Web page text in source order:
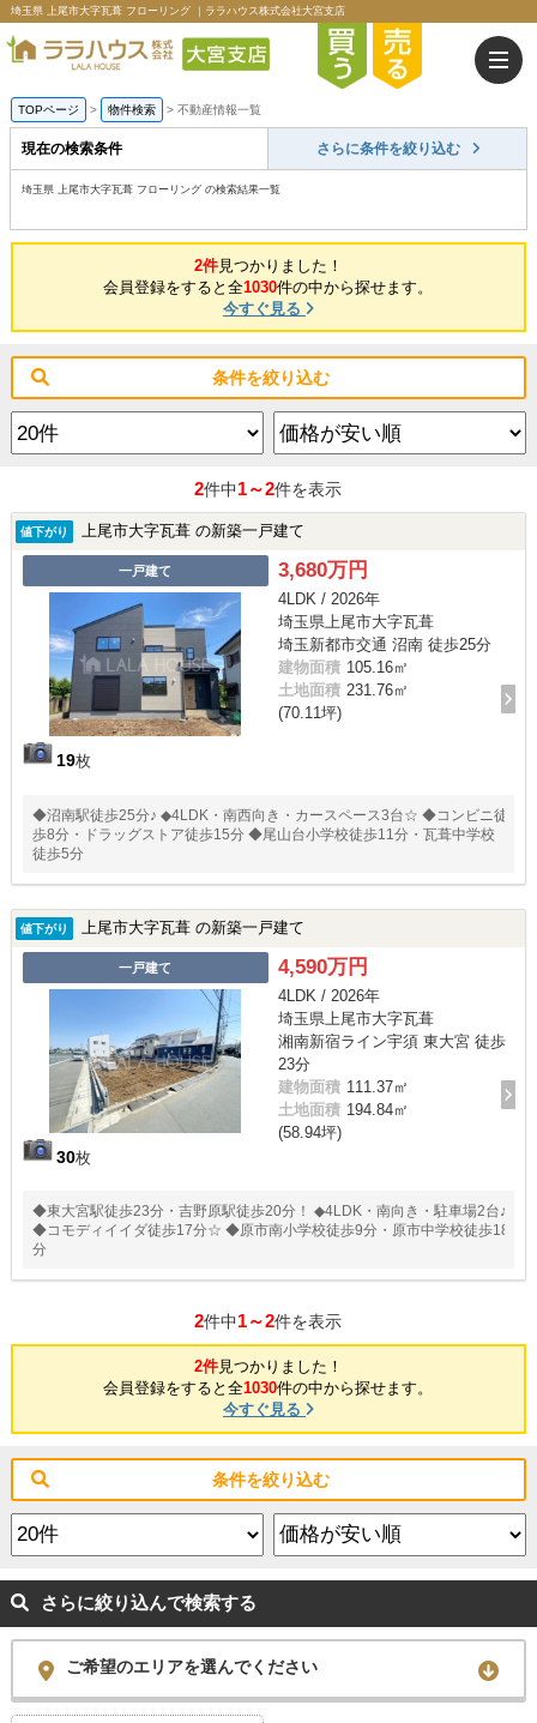
埼玉県 上尾市大字瓦葺 フローリング ｜ララハウス株式会社大宮支店
TOPページ > 物件検索 > 不動産情報一覧
現在の検索条件 さらに条件を絞り込む
埼玉県 上尾市大字瓦葺 フローリング の検索結果一覧
2件見つかりました！
会員登録をすると全1030件の中から探せます。
今すぐ見る
条件を絞り込む
2件中1～2件を表示
値下がり 上尾市大字瓦葺 の新築一戸建て
一戸建て
19枚
3,680万円
4LDK / 2026年
埼玉県上尾市大字瓦葺
埼玉新都市交通 沼南 徒歩25分
建物面積 105.16㎡
土地面積 231.76㎡
(70.11坪)
◆沼南駅徒歩25分♪ ◆4LDK・南西向き・カースペース3台☆ ◆コンビニ徒
歩8分・ドラッグストア徒歩15分 ◆尾山台小学校徒歩11分・瓦葺中学校
徒歩5分
値下がり 上尾市大字瓦葺 の新築一戸建て
一戸建て
30枚
4,590万円
4LDK / 2026年
埼玉県上尾市大字瓦葺
湘南新宿ライン宇須 東大宮 徒歩
23分
建物面積 111.37㎡
土地面積 194.84㎡
(58.94坪)
◆東大宮駅徒歩23分・吉野原駅徒歩20分！ ◆4LDK・南向き・駐車場2台♪
◆コモディイイダ徒歩17分☆ ◆原市南小学校徒歩9分・原市中学校徒歩18
分
2件中1～2件を表示
2件見つかりました！
会員登録をすると全1030件の中から探せます。
今すぐ見る
条件を絞り込む
さらに絞り込んで検索する
ご希望のエリアを選んでください